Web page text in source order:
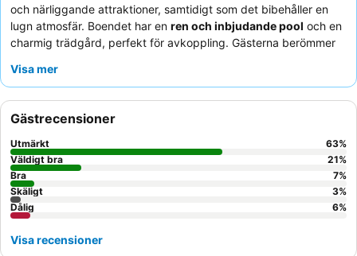
och närliggande attraktioner, samtidigt som det bibehåller en
lugn atmosfär. Boendet har en ren och inbjudande pool och en
charmig trädgård, perfekt för avkoppling. Gästerna berömmer
ägarenoch de varierade, högkvalitativa erbjudandena i
solnedgångsutsikten
överväg att be om ett rum mot trädgården.
Visa mer
Gästrecensioner
Utmärkt 63%
Väldigt bra
21%
Bra
7%
Skäligt
3%
Dålig
6%
Visa recensioner